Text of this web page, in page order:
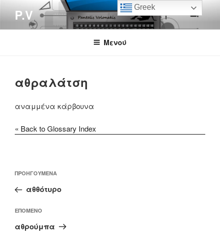
περιεχόμενο
P.V
Μενού
αθραλάτση
αναμμένα κάρβουνα
« Back to Glossary Index
άρθρων
Προηγούμενο
άρθρο
ΠΡΟΗΓΟΎΜΕΝΑ
αθθότυρο
Επόμενο
άρθρο
ΕΠΌΜΕΝΟ
αθρούμπα
Greek